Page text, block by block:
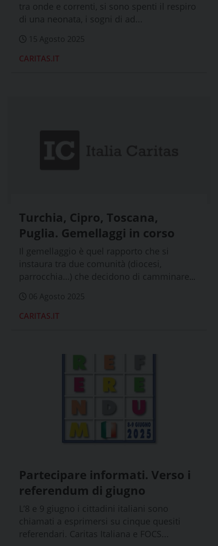
tra onde e correnti, si sono spenti il respiro
di una neonata, i sogni di ad...
15 Agosto 2025
CARITAS.IT
Turchia, Cipro, Toscana,
Puglia. Gemellaggi in corso
Il gemellaggio è quel rapporto che si
instaura tra due comunità (diocesi,
parrocchia…) che decidono di camminare
06 Agosto 2025
CARITAS.IT
Partecipare informati. Verso i
referendum di giugno
L’8 e 9 giugno i cittadini italiani sono
chiamati a esprimersi su cinque quesiti
referendari. Caritas Italiana e FOCS...